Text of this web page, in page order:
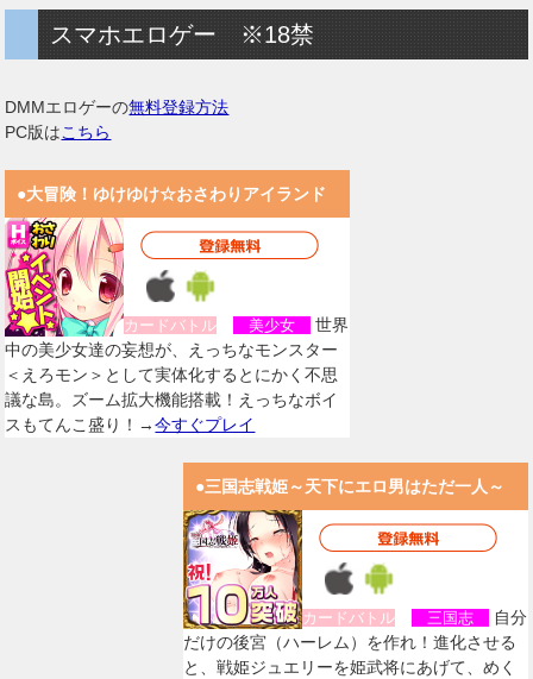
スマホエロゲー ※18禁
DMMエロゲーの無料登録方法
PC版はこちら
●大冒険！ゆけゆけ☆おさわりアイランド
カードバトル 美少女
世界
中の美少女達の妄想が、えっちなモンスター
＜えろモン＞として実体化するとにかく不思
議な島。ズーム拡大機能搭載！えっちなボイ
スもてんこ盛り！→今すぐプレイ
●三国志戦姫～天下にエロ男はただ一人～
カードバトル 三国志
自分
だけの後宮（ハーレム）を作れ！進化させる
と、戦姫ジュエリーを姫武将にあげて、めく